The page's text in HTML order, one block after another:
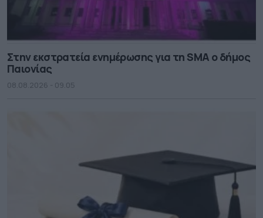
Στην εκστρατεία ενημέρωσης για τη SMA ο δήμος
Παιονίας
08.08.2026 - 09.05